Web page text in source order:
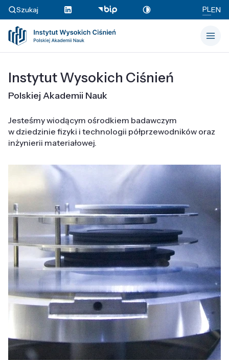
Szukaj PLEN
Instytut Wysokich Ciśnień
Polskiej Akademii Nauk
Jesteśmy wiodącym ośrodkiem badawczym
w dziedzinie fizyki i technologii półprzewodników oraz
inżynierii materiałowej.